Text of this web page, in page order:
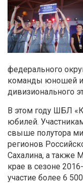
федерального
команды юношей
дивизионального
В этом году ШБЛ
юбилей.
свыше полутора
регионов
Сахалина, а также
крае в сезоне
участие более 6